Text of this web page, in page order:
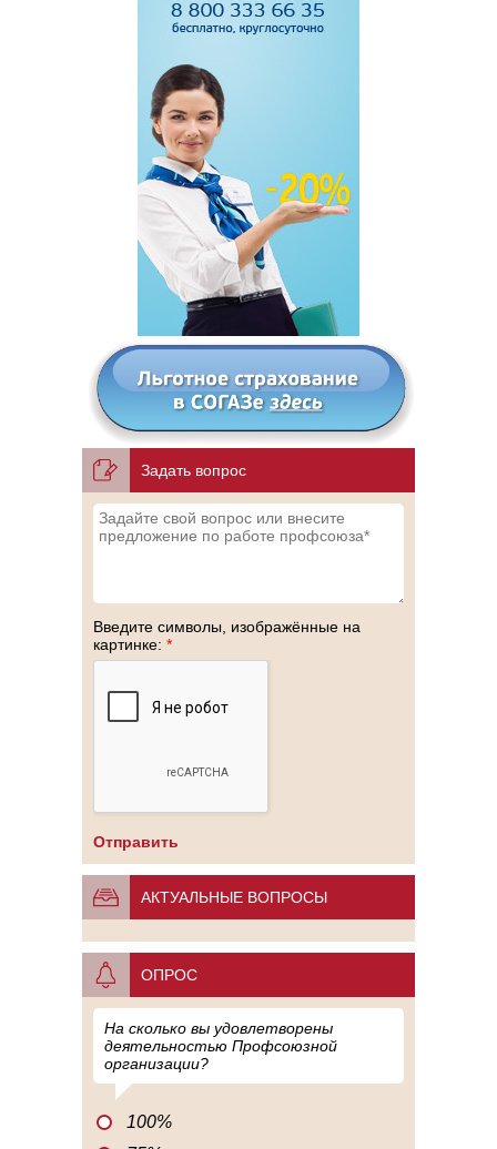
Задать вопрос
Введите символы, изображённые на
картинке: *
АКТУАЛЬНЫЕ ВОПРОСЫ
ОПРОС
На сколько вы удовлетворены
деятельностью Профсоюзной
организации?
100%